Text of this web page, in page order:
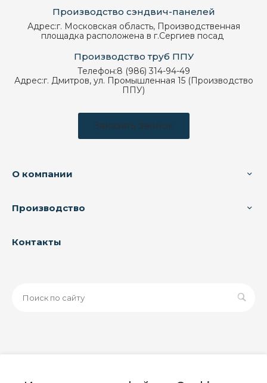
Производство сэндвич-панелей
Адрес:г. Московская область, Производственная
площадка расположена в г.Сергиев посад
Производство труб ППУ
Телефон:8 (986) 314-94-49
Адрес:г. Дмитров, ул. Промышленная 15 (Производство
ППУ)
Заказать звонок
О компании
Производство
Контакты